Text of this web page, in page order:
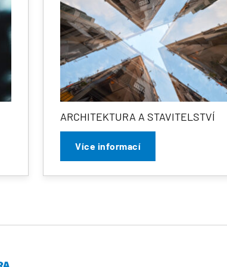
ARCHITEKTURA A STAVITELSTVÍ
Více informací